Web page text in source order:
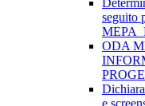
seguito
ODA